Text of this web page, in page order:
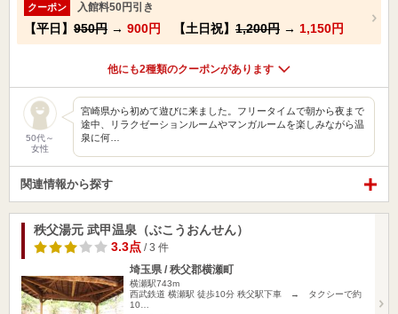
クーポン 入館料50円引き
【平日】 950円 → 900円 【土日祝】 1,200円 → 1,150円
他にも2種類のクーポンがあります
50代～
女性
宮崎県から初めて遊びに来ました。フリータイムで朝から夜まで
途中、リラクゼーションルームやマンガルームを楽しみながら温
泉に何…
関連情報から探す
秩父湯元 武甲温泉（ぶこうおんせん）
3.3点 / 3 件
埼玉県 / 秩父郡横瀬町
横瀬駅743m
西武鉄道 横瀬駅 徒歩10分 秩父駅下車 → タクシーで約
10…